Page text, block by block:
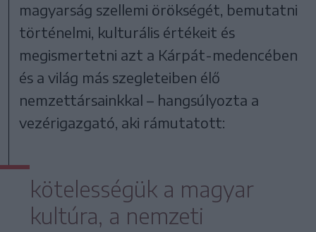
magyarság szellemi örökségét, bemutatni
történelmi, kulturális értékeit és
megismertetni azt a Kárpát-medencében
és a világ más szegleteiben élő
nemzettársainkkal – hangsúlyozta a
vezérigazgató, aki rámutatott:
kötelességük a magyar
kultúra, a nemzeti